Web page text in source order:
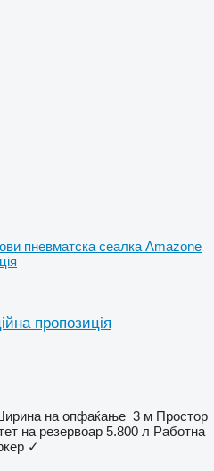
пневматска сеалка Amazone
пропозиція
на опфаќање 3 м Простор
на резервоар 5.800 л Работна
✓